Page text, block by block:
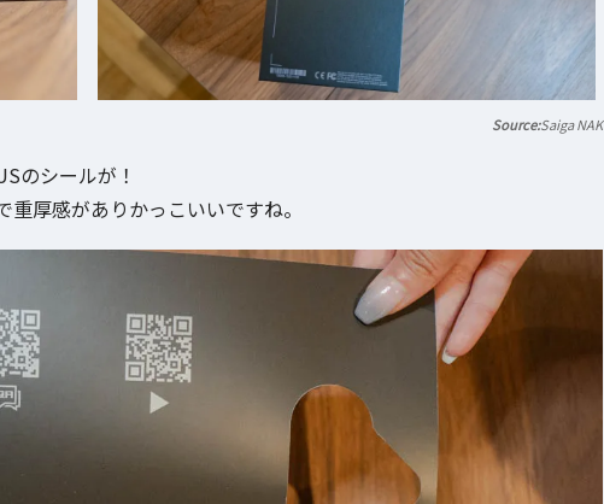
Saiga NAK
のシールが！
厚感がありかっこいいですね。